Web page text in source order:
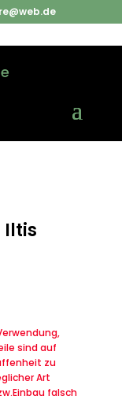
Iltis
sind auf
zu
Art
falsch